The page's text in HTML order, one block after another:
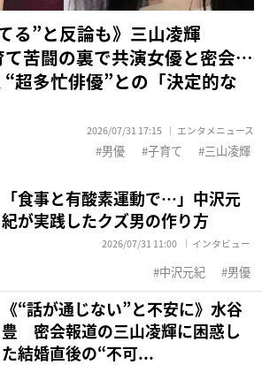
る”と反論も》三山凌輝
苦闘の裏で共演女優と密会…
超多忙俳優”との「決定的な
2026/07/31 17:15 エンタメニュース
男優 子育て 三山凌輝
「食事と有酸素運動で…」中沢元
紀が実践したクズ男の作り方
2026/07/31 11:00 インタビュー
中沢元紀 男優
《“話が通じない”と不安に》水谷
豊 密会報道の三山凌輝に困惑し
た結婚直後の“不可...